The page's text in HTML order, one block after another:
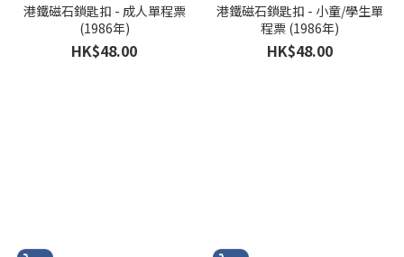
港鐵磁石鎖匙扣 - 成人單程票
(1986年)
HK$48.00
港鐵磁石鎖匙扣 - 小童/學生單
程票 (1986年)
HK$48.00